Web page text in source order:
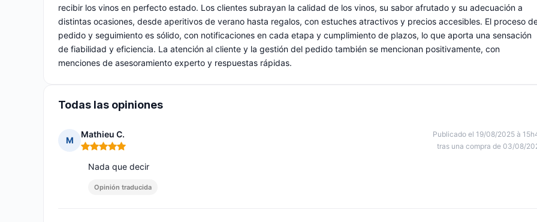
recibir los vinos en perfecto estado. Los clientes subrayan la calidad de los vinos, su sabor afrutado y su adecuación a
distintas ocasiones, desde aperitivos de verano hasta regalos, con estuches atractivos y precios accesibles. El proceso
pedido y seguimiento es sólido, con notificaciones en cada etapa y cumplimiento de plazos, lo que aporta una sensación
de fiabilidad y eficiencia. La atención al cliente y la gestión del pedido también se mencionan positivamente, con
menciones de asesoramiento experto y respuestas rápidas.
Todas las opiniones
M
Mathieu C.
Nota: 5 de 5
Publicado el 19/08/2025 à
tras una compra de 03/08/
Nada que decir
Opinión traducida